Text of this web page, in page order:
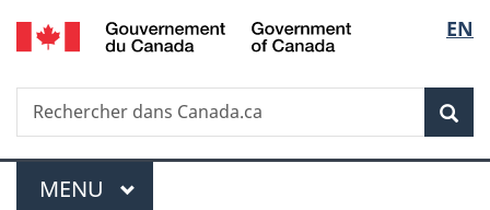
Passer
au
principal
Passer
à
Au
du
Passer
à
version
simplifiée
de
la
EN
Recherche
Rechercher
dans
Menu
MENU PRINCIPAL